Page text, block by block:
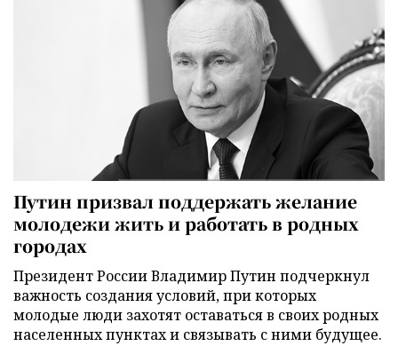
Путин призвал поддержать желание
молодежи жить и работать в родных
городах
Президент России Владимир Путин подчеркнул
важность создания условий, при которых
молодые люди захотят оставаться в своих родных
населенных пунктах и связывать с ними будущее.